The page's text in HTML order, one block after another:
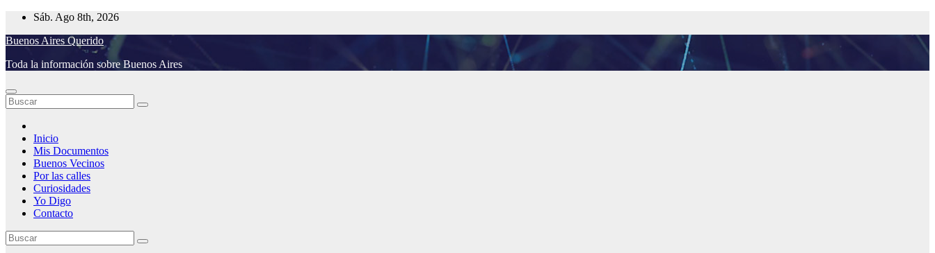
Saltar
contenido
Sáb. Ago 8th, 2026
Buenos Aires Querido
Toda la información sobre Buenos Aires
Inicio
Mis Documentos
Buenos Vecinos
Por las calles
Curiosidades
Yo Digo
Contacto